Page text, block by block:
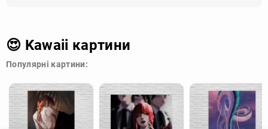
😍 Kawaii картини
Популярні картини: